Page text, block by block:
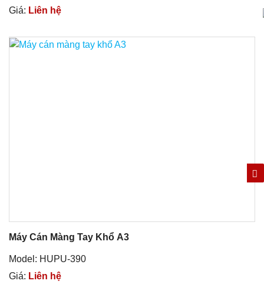
Giá: Liên hệ
Máy Cán Màng Tay Khổ A3
Model: HUPU-390
Giá: Liên hệ